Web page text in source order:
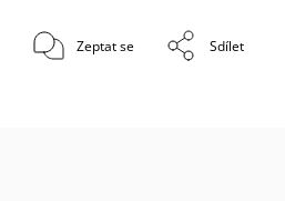
Zeptat se Sdílet